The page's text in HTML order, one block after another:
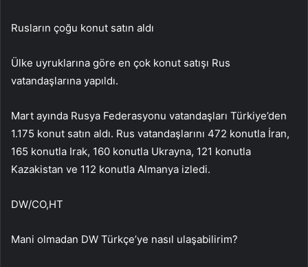
Rusların çoğu konut satın aldı
Ülke uyruklarına göre en çok konut satışı Rus
vatandaşlarına yapıldı.
Mart ayında Rusya Federasyonu vatandaşları Türkiye’den
1.175 konut satın aldı. Rus vatandaşlarını 472 konutla İran,
165 konutla Irak, 160 konutla Ukrayna, 121 konutla
Kazakistan ve 112 konutla Almanya izledi.
DW/CO,HT
Mani olmadan DW Türkçe’ye nasıl ulaşabilirim?